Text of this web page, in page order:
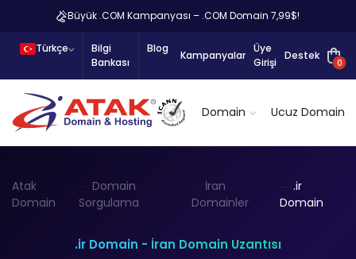
Büyük .COM Kampanyası – .COM Domain 7,99$!
Türkçe
Bilgi
Bankası
Blog
Kampanyalar
Üye
Girişi
Destek
0
Domain Ucuz Domain
Atak
Domain
Domain
Sorgulama
İran
Domainler
.ir
Domain
.ir Domain - İran Domain Uzantısı